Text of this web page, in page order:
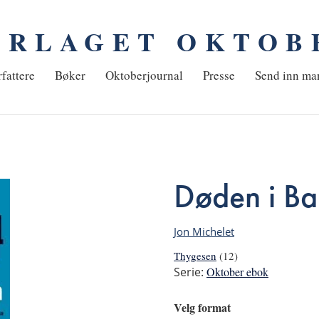
Bøker Oktoberjournal Presse Send inn
Døden i
Jon Michelet
Thygesen (12)
Serie: Oktober ebok
Velg format